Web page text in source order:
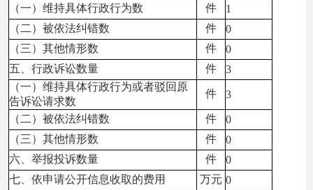
（一）维持具体行政行为数
件
1
（二）被依法纠错数
件
0
（三）其他情形数
件
0
五、行政诉讼数量
件
3
（一）维持具体行政行为或者驳回原
告诉讼请求数
件 3
（二）被依法纠错数 件
0
（三）其他情形数
件
0
六、举报投诉数量
件
0
七、依申请公开信息收取的费用
万元 0